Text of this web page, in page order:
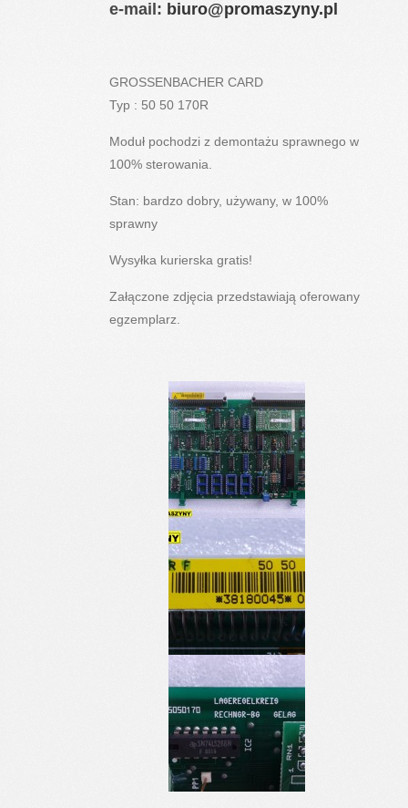
e-mail: biuro@promaszyny.pl
GROSSENBACHER CARD
Typ : 50 50 170R
Moduł pochodzi z demontażu sprawnego w
100% sterowania.
Stan: bardzo dobry, używany, w 100%
sprawny
Wysyłka kurierska gratis!
Załączone zdjęcia przedstawiają oferowany
egzemplarz.